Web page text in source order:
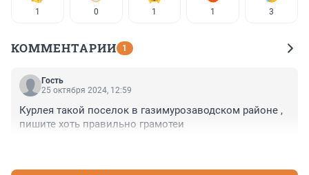
1 0 1 1 3
КОММЕНТАРИИ 1
Гость
25 октября 2024, 12:59
Курлея такой поселок в газимурозаводском районе ,
пишите хоть правильно грамотеи